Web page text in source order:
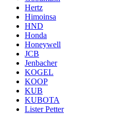
Hertz
Himoinsa
HND
Honda
Honeywell
JCB
Jenbacher
KOGEL
KOOP
KUB
KUBOTA
Lister Petter